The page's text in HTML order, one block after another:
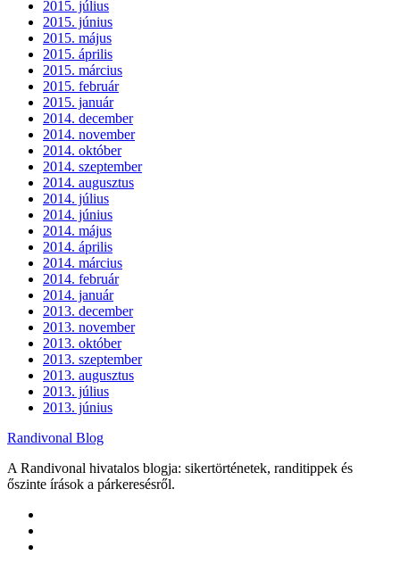
2015. július
2015. június
2015. május
2015. április
2015. március
2015. február
2015. január
2014. december
2014. november
2014. október
2014. szeptember
2014. augusztus
2014. július
2014. június
2014. május
2014. április
2014. március
2014. február
2014. január
2013. december
2013. november
2013. október
2013. szeptember
2013. augusztus
2013. július
2013. június
Randivonal Blog
A Randivonal hivatalos blogja: sikertörténetek, randitippek és
őszinte írások a párkeresésről.